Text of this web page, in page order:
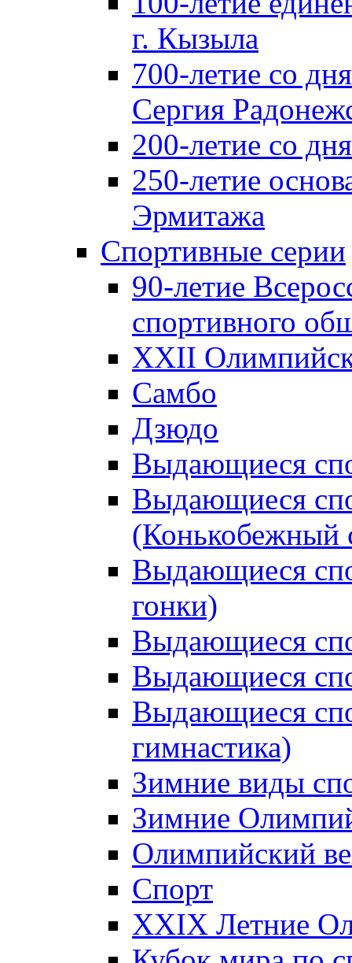
г. Кызыла
700-летие со
Сергия
200-летие со
250-летие
Эрмитажа
Спортивные серии
90-летие
спортивного
XXII
Самбо
Дзюдо
Выдающиеся
Выдающиеся
(Конькобежный
Выдающиеся
гонки)
Выдающиеся
Выдающиеся
Выдающиеся
гимнастика)
Зимние виды
Зимние
Олимпийский
Спорт
XXIX Летние